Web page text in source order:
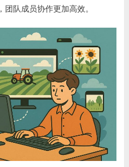
队成员协作更加高效。